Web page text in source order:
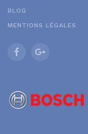
BLOG
MENTIONS LÉGALES